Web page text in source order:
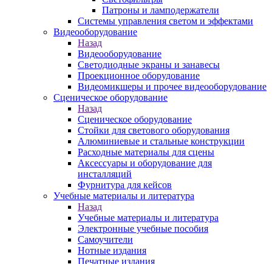
Патроны и ламподержатели
Системы управления светом и эффектами
Видеооборудование
Назад
Видеооборудование
Светодиодные экраны и занавесы
Проекционное оборудование
Видеомикшеры и прочее видеооборудование
Сценическое оборудование
Назад
Сценическое оборудование
Стойки для светового оборудования
Алюминиевые и стальные конструкции
Расходные материалы для сцены
Аксессуары и оборудование для
инсталляций
Фурнитура для кейсов
Учебные материалы и литература
Назад
Учебные материалы и литература
Электронные учебные пособия
Самоучители
Нотные издания
Печатные издания